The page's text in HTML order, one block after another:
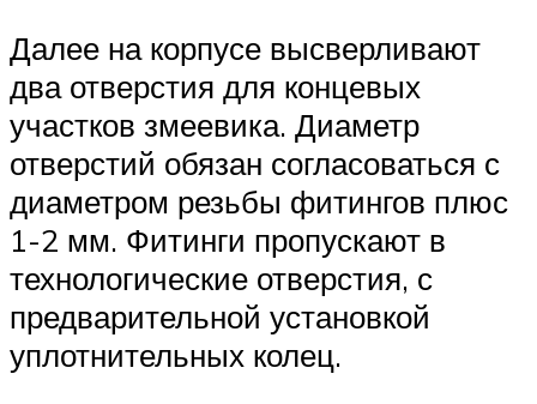
Далее на корпусе высверливают
два отверстия для концевых
участков змеевика. Диаметр
отверстий обязан согласоваться с
диаметром резьбы фитингов плюс
1-2 мм. Фитинги пропускают в
технологические отверстия, с
предварительной установкой
уплотнительных колец.